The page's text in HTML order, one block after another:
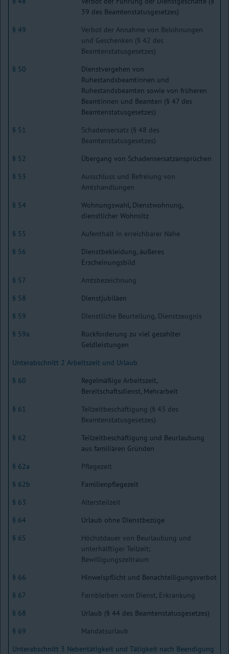
39 des Beamtenstatusgesetzes)
§ 49
Verbot der Annahme von Belohnungen
und Geschenken (§ 42 des
Beamtenstatusgesetzes)
§ 50
Dienstvergehen von
Ruhestandsbeamtinnen und
Ruhestandsbeamten sowie von früheren
Beamtinnen und Beamten (§ 47 des
Beamtenstatusgesetzes)
§ 51
Schadensersatz (§ 48 des
Beamtenstatusgesetzes)
§ 52
Übergang von Schadensersatzansprüchen
§ 53
Ausschluss und Befreiung von
Amtshandlungen
§ 54
Wohnungswahl, Dienstwohnung,
dienstlicher Wohnsitz
§ 55
Aufenthalt in erreichbarer Nähe
§ 56
Dienstbekleidung, äußeres
Erscheinungsbild
§ 57
Amtsbezeichnung
§ 58
Dienstjubiläen
§ 59
Dienstliche Beurteilung, Dienstzeugnis
§ 59a
Rückforderung zu viel gezahlter
Geldleistungen
Unterabschnitt 2 Arbeitszeit und Urlaub
§ 60
Regelmäßige Arbeitszeit,
Bereitschaftsdienst, Mehrarbeit
§ 61
Teilzeitbeschäftigung (§ 43 des
Beamtenstatusgesetzes)
§ 62
Teilzeitbeschäftigung und Beurlaubung
aus familiären Gründen
§ 62a
Pflegezeit
§ 62b
Familienpflegezeit
§ 63
Altersteilzeit
§ 64
Urlaub ohne Dienstbezüge
§ 65
Höchstdauer von Beurlaubung und
unterhälftiger Teilzeit;
Bewilligungszeitraum
§ 66
Hinweispflicht und Benachteiligungsverbot
§ 67
Fernbleiben vom Dienst, Erkrankung
§ 68
Urlaub (§ 44 des Beamtenstatusgesetzes)
§ 69
Mandatsurlaub
Unterabschnitt 3 Nebentätigkeit und Tätigkeit nach Beendigung